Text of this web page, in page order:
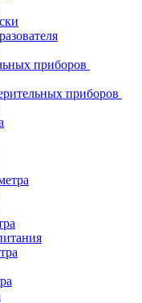
приборов
приборов